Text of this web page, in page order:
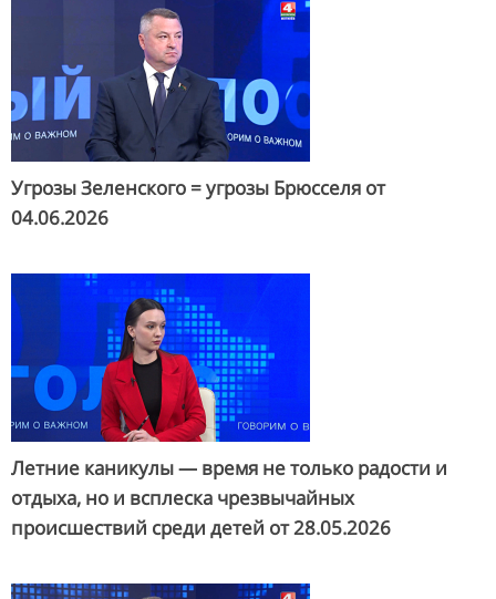
Угрозы Зеленского = угрозы Брюсселя от
04.06.2026
Летние каникулы — время не только радости и
отдыха, но и всплеска чрезвычайных
происшествий среди детей от28.05.2026